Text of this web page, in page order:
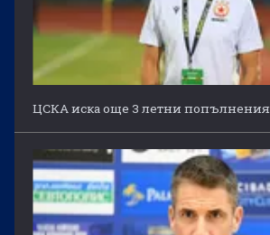
ЦСКА иска още 3 летни попълнения